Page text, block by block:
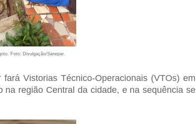
Foto: Divulgação/Sanepar.
Vistorias Técnico-Operacionais (VTOs) em
região Central da cidade, e na sequência se